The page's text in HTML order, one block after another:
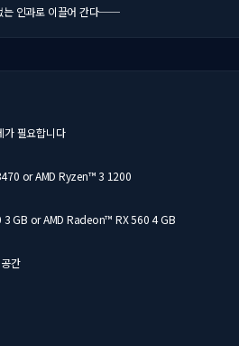
는 인과로 이끌어 간다──
가 필요합니다
or AMD Ryzen™ 3 1200
3 GB or AMD Radeon™ RX 560 4 GB
간